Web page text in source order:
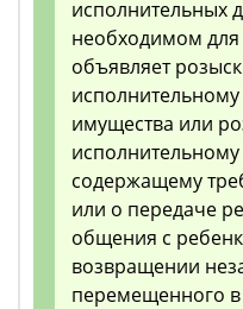
исполнительных
необходимом для
объявляет
исполнительному
имущества или
исполнительному
содержащему
или о передаче
общения с
возвращении
перемещенного